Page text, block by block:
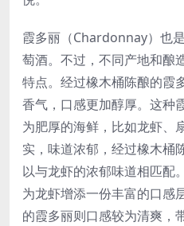
霞多丽（Chardonnay）也
萄酒。不过，不同产地和酿
特点。经过橡木桶陈酿的霞
香气，口感更加醇厚。这种
为肥厚的海鲜，比如龙虾、
实，味道浓郁，经过橡木桶
以与龙虾的浓郁味道相匹配
为龙虾增添一份丰富的口感
的霞多丽则口感较为清爽，